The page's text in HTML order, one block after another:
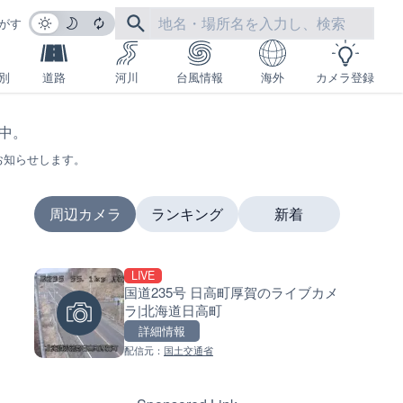
す
道路 河川 台風情報 海外 カメラ登録
らせします。
周辺カメラ
LIVE
国道235号 日高町厚賀のライブカメ
ラ|北海道日高町
詳細情報
配信元： 国土交通省
ランキング
国道1号 国府津海岸のライブ
ラ|神奈川県小田原市
新着
南出川水門付近のライブカメ
歌山県日高町